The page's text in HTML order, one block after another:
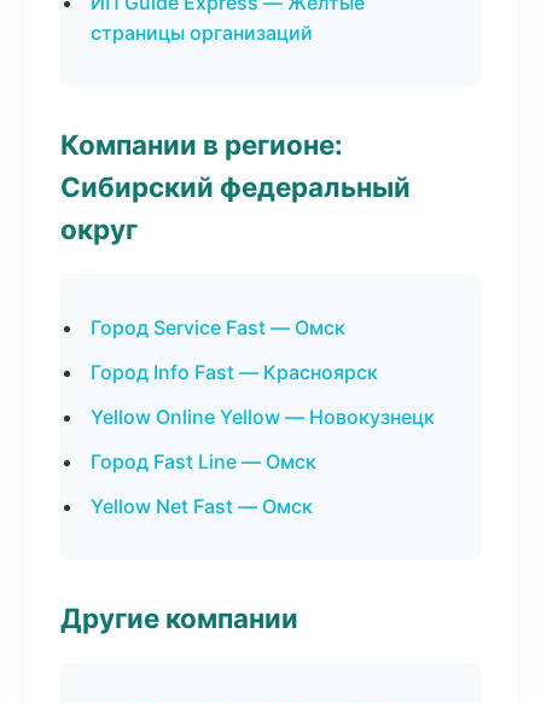
страницы организаций
Компании в регионе:
Сибирский федеральный
округ
Город Service Fast — Омск
Город Info Fast — Красноярск
Yellow Online Yellow — Новокузнецк
Город Fast Line — Омск
Yellow Net Fast — Омск
Другие компании